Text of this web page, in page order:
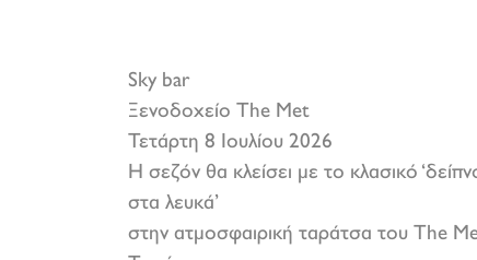
Sky bar
Ξενοδοχείο The Met
Τετάρτη 8 Ιουλίου 2026
Η σεζόν θα κλείσει με το κλασικό
στα λευκά’
στην ατμοσφαιρική ταράτσα του The